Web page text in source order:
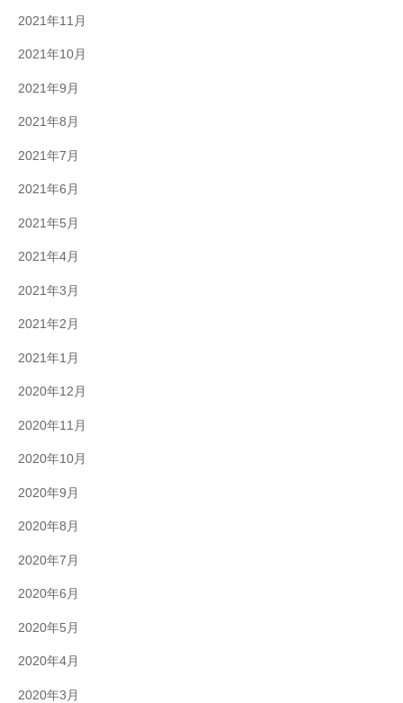
2021年11月
2021年10月
2021年9月
2021年8月
2021年7月
2021年6月
2021年5月
2021年4月
2021年3月
2021年2月
2021年1月
2020年12月
2020年11月
2020年10月
2020年9月
2020年8月
2020年7月
2020年6月
2020年5月
2020年4月
2020年3月